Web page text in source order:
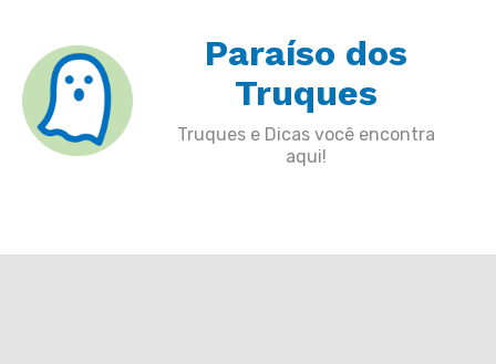
content
Paraíso dos
Truques
Truques e Dicas você encontra
aqui!